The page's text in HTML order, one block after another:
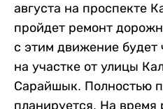
августа на проспекте
пройдет ремонт
с этим движение будет
на участке от улицы
Сарайшык. Полностью
планируется. На